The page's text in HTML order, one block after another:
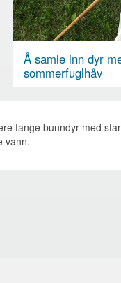
Å samle inn dyr
sommerfuglhåv
fange bunndyr med
vann.